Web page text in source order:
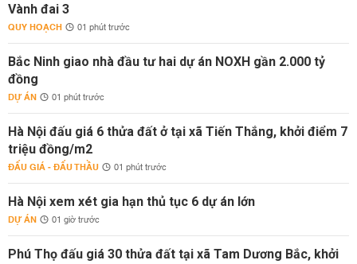
Vành đai 3
QUY HOẠCH 01 phút trước
Bắc Ninh giao nhà đầu tư hai dự án NOXH gần 2.000 tỷ
đồng
DỰ ÁN 01 phút trước
Hà Nội đấu giá 6 thửa đất ở tại xã Tiến Thắng, khởi điểm 7
triệu đồng/m2
ĐẤU GIÁ - ĐẤU THẦU 01 phút trước
Hà Nội xem xét gia hạn thủ tục 6 dự án lớn
DỰ ÁN 01 giờ trước
Phú Thọ đấu giá 30 thửa đất tại xã Tam Dương Bắc, khởi